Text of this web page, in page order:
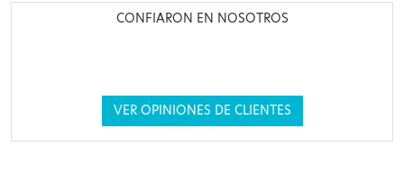
CONFIARON EN NOSOTROS
VER OPINIONES DE CLIENTES